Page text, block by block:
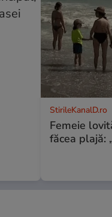
StirileKanalD.ro
Femeie
făcea plajă: